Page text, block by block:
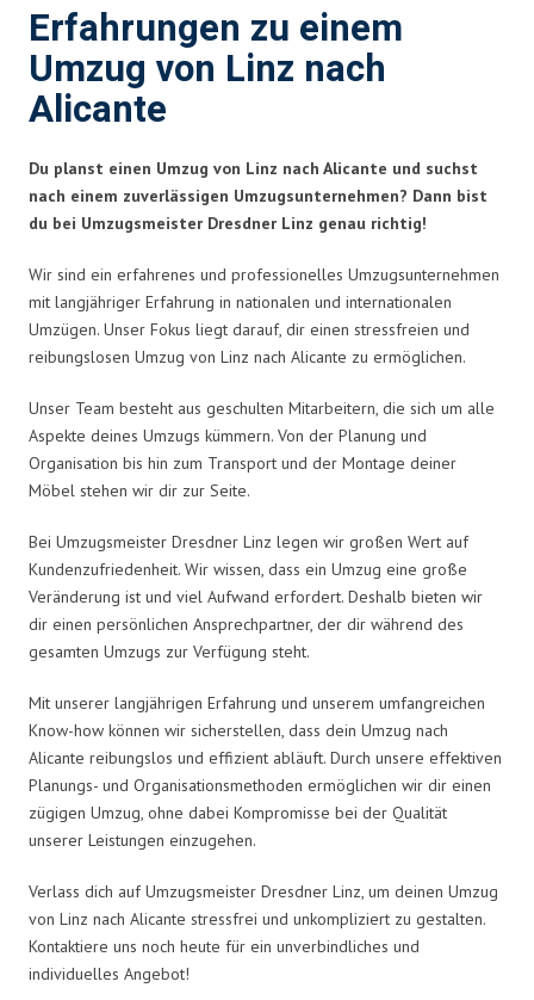
Erfahrungen zu einem
Umzug von Linz nach
Alicante
Du planst einen Umzug von Linz nach Alicante und suchst
nach einem zuverlässigen Umzugsunternehmen? Dann bist
du bei Umzugsmeister Dresdner Linz genau richtig!
Wir sind ein erfahrenes und professionelles Umzugsunternehmen
mit langjähriger Erfahrung in nationalen und internationalen
Umzügen. Unser Fokus liegt darauf, dir einen stressfreien und
reibungslosen Umzug von Linz nach Alicante zu ermöglichen.
Unser Team besteht aus geschulten Mitarbeitern, die sich um alle
Aspekte deines Umzugs kümmern. Von der Planung und
Organisation bis hin zum Transport und der Montage deiner
Möbel stehen wir dir zur Seite.
Bei Umzugsmeister Dresdner Linz legen wir großen Wert auf
Kundenzufriedenheit. Wir wissen, dass ein Umzug eine große
Veränderung ist und viel Aufwand erfordert. Deshalb bieten wir
dir einen persönlichen Ansprechpartner, der dir während des
gesamten Umzugs zur Verfügung steht.
Mit unserer langjährigen Erfahrung und unserem umfangreichen
Know-how können wir sicherstellen, dass dein Umzug nach
Alicante reibungslos und effizient abläuft. Durch unsere effektiven
Planungs- und Organisationsmethoden ermöglichen wir dir einen
zügigen Umzug, ohne dabei Kompromisse bei der Qualität
unserer Leistungen einzugehen.
Verlass dich auf Umzugsmeister Dresdner Linz, um deinen Umzug
von Linz nach Alicante stressfrei und unkompliziert zu gestalten.
Kontaktiere uns noch heute für ein unverbindliches und
individuelles Angebot!